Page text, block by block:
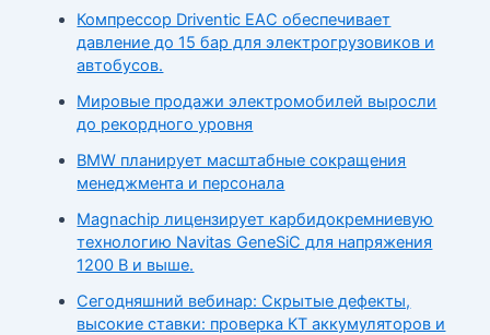
Компрессор Driventic EAC обеспечивает
давление до 15 бар для электрогрузовиков и
автобусов.
Мировые продажи электромобилей выросли
до рекордного уровня
BMW планирует масштабные сокращения
менеджмента и персонала
Magnachip лицензирует карбидокремниевую
технологию Navitas GeneSiC для напряжения
1200 В и выше.
Сегодняшний вебинар: Скрытые дефекты,
высокие ставки: проверка КТ аккумуляторов и